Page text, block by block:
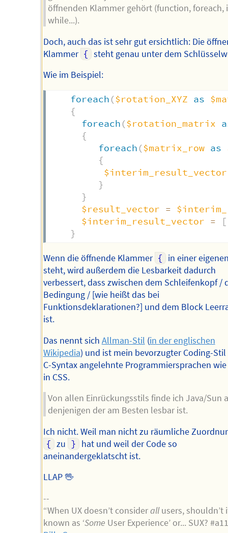
öffnenden Klammer gehört (function, foreach,
while...).
Doch, auch das ist sehr gut ersichtlich: Die
Klammer { steht genau unter dem
Wie im Beispiel:
foreach ($rotation_XYZ as
{
foreach ($rotation_matrix
{
foreach ($matrix_row as
{
$interim_result_vector
}
}
$result_vector =
$interim_result_vector = [
}
Wenn die öffnende Klammer { in einer
steht, wird außerdem die Lesbarkeit dadurch
verbessert, dass zwischen dem Schleifenkopf /
Bedingung / [wie heißt das bei
Funktionsdeklarationen?] und dem Block
ist.
Das nennt sich Allman-Stil (in der englischen
Wikipedia) und ist mein bevorzugter Coding-Stil
C-Syntax angelehnte Programmiersprachen
in CSS.
Von allen Einrückungsstils finde ich Java/Sun
denjenigen der am Besten lesbar ist.
Ich nicht. Weil man nicht zu räumliche
{ zu } hat und weil der Code so
aneinandergeklatscht ist.
LLAP 🖖
--
“When UX doesn’t considerallusers, shouldn’t
known as ‘Some User Experience’ or... SUX?